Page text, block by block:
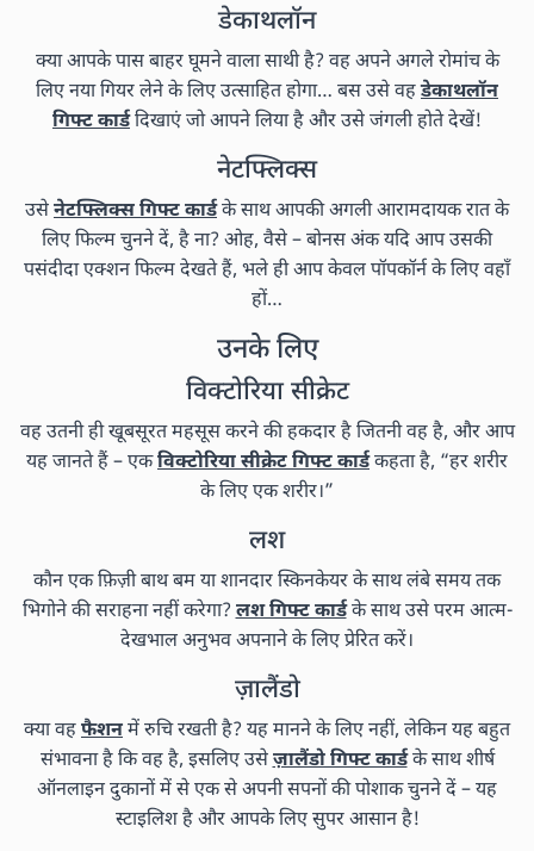
डेकाथलॉन
क्या आपके पास बाहर घूमने वाला साथी है? वह अपने अगले रोमांच के
लिए नया गियर लेने के लिए उत्साहित होगा… बस उसे वहडेकाथलॉन
गिफ्ट कार्डदिखाएं जो आपने लिया है और उसे जंगली होते देखें!
नेटफ्लिक्स
उसेनेटफ्लिक्स गिफ्ट कार्डके साथ आपकी अगली आरामदायक रात के
लिए फिल्म चुनने दें, है ना? ओह, वैसे – बोनस अंक यदि आप उसकी
पसंदीदा एक्शन फिल्म देखते हैं, भले ही आप केवल पॉपकॉर्न के लिए वहाँ
हों…
उनके लिए
विक्टोरिया सीक्रेट
वह उतनी ही खूबसूरत महसूस करने की हकदार है जितनी वह है, और आप
यह जानते हैं – एकविक्टोरिया सीक्रेट गिफ्ट कार्डकहता है, “हर शरीर
के लिए एक शरीर।”
लश
कौन एक फ़िज़ी बाथ बम या शानदार स्किनकेयर के साथ लंबे समय तक
भिगोने की सराहना नहीं करेगा?लश गिफ्ट कार्डके साथ उसे परम आत्म-
देखभाल अनुभव अपनाने के लिए प्रेरित करें।
ज़ालैंडो
क्या वहफैशनमें रुचि रखती है? यह मानने के लिए नहीं, लेकिन यह बहुत
संभावना है कि वह है, इसलिए उसेज़ालैंडो गिफ्ट कार्डके साथ शीर्ष
ऑनलाइन दुकानों में से एक से अपनी सपनों की पोशाक चुनने दें – यह
स्टाइलिश है और आपके लिए सुपर आसान है!